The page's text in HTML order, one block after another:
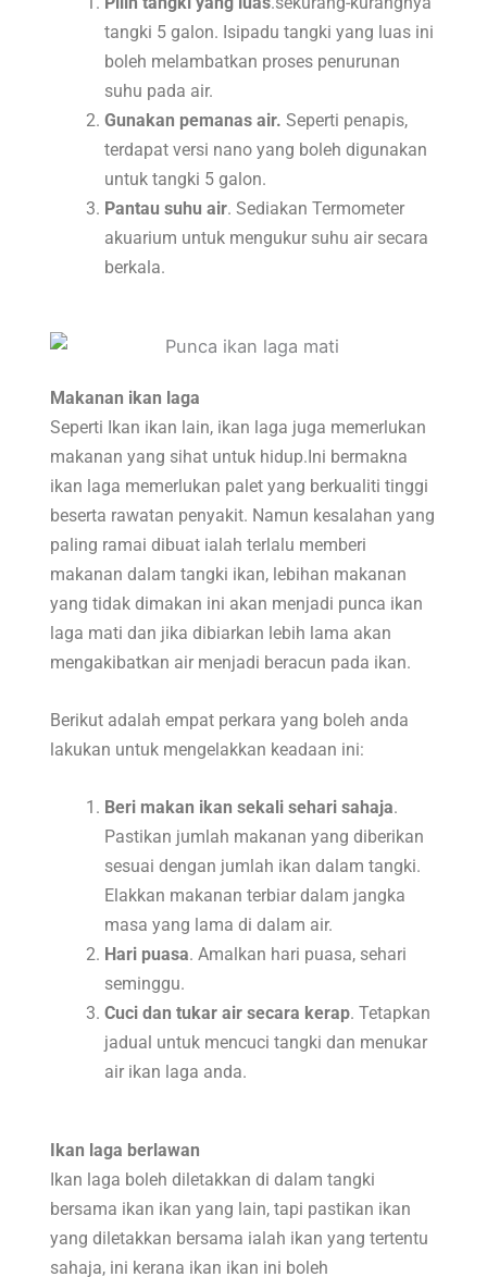
Search
for:
tangki 5 galon. Isipadu tangki yang luas ini
boleh melambatkan proses penurunan
suhu pada air.
Gunakan pemanas air. Seperti penapis,
terdapat versi nano yang boleh digunakan
untuk tangki 5 galon.
Pantau suhu air. Sediakan Termometer
akuarium untuk mengukur suhu air secara
berkala.
Makanan ikan laga
Seperti Ikan ikan lain, ikan laga juga memerlukan
makanan yang sihat untuk hidup.Ini bermakna
ikan laga memerlukan palet yang berkualiti tinggi
beserta rawatan penyakit. Namun kesalahan yang
paling ramai dibuat ialah terlalu memberi
makanan dalam tangki ikan, lebihan makanan
yang tidak dimakan ini akan menjadi punca ikan
laga mati dan jika dibiarkan lebih lama akan
mengakibatkan air menjadi beracun pada ikan.
Berikut adalah empat perkara yang boleh anda
lakukan untuk mengelakkan keadaan ini:
Beri makan ikan sekali sehari sahaja.
Pastikan jumlah makanan yang diberikan
sesuai dengan jumlah ikan dalam tangki.
Elakkan makanan terbiar dalam jangka
masa yang lama di dalam air.
Hari puasa. Amalkan hari puasa, sehari
seminggu.
Cuci dan tukar air secara kerap. Tetapkan
jadual untuk mencuci tangki dan menukar
air ikan laga anda.
Ikan laga berlawan
Ikan laga boleh diletakkan di dalam tangki
bersama ikan ikan yang lain, tapi pastikan ikan
yang diletakkan bersama ialah ikan yang tertentu
sahaja, ini kerana ikan ikan ini boleh